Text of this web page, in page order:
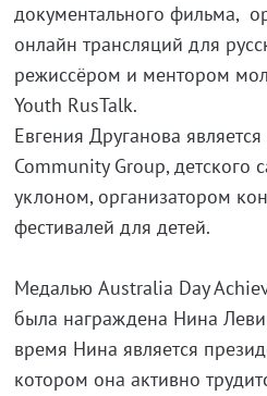
документального фильма,
онлайн трансляций для
режиссёром и ментором
Youth RusTalk.
Евгения Друганова
Community Group, детского
уклоном, организатором
фестивалей для детей.
Медалью Australia Day
была награждена Нина
время Нина является
котором она активно